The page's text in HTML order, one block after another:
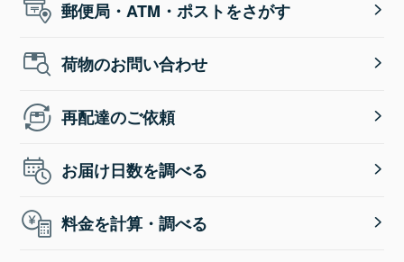
郵便局・ATM・ポストをさがす
荷物のお問い合わせ
再配達のご依頼
お届け日数を調べる
料金を計算・調べる